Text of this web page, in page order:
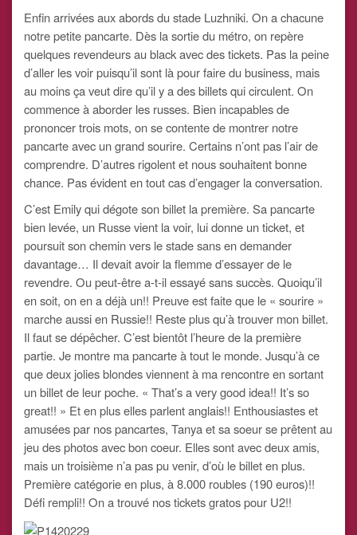
Enfin arrivées aux abords du stade Luzhniki. On a chacune
notre petite pancarte. Dès la sortie du métro, on repère
quelques revendeurs au black avec des tickets. Pas la peine
d’aller les voir puisqu’il sont là pour faire du business, mais
au moins ça veut dire qu’il y a des billets qui circulent. On
commence à aborder les russes. Bien incapables de
prononcer trois mots, on se contente de montrer notre
pancarte avec un grand sourire. Certains n’ont pas l’air de
comprendre. D’autres rigolent et nous souhaitent bonne
chance. Pas évident en tout cas d’engager la conversation.
C’est Emily qui dégote son billet la première. Sa pancarte
bien levée, un Russe vient la voir, lui donne un ticket, et
poursuit son chemin vers le stade sans en demander
davantage… Il devait avoir la flemme d’essayer de le
revendre. Ou peut-être a-t-il essayé sans succès. Quoiqu’il
en soit, on en a déjà un!! Preuve est faite que le « sourire »
marche aussi en Russie!! Reste plus qu’à trouver mon billet.
Il faut se dépêcher. C’est bientôt l’heure de la première
partie. Je montre ma pancarte à tout le monde. Jusqu’à ce
que deux jolies blondes viennent à ma rencontre en sortant
un billet de leur poche. « That’s a very good idea!! It’s so
great!! » Et en plus elles parlent anglais!! Enthousiastes et
amusées par nos pancartes, Tanya et sa soeur se prêtent au
jeu des photos avec bon coeur. Elles sont avec deux amis,
mais un troisième n’a pas pu venir, d’où le billet en plus.
Première catégorie en plus, à 8.000 roubles (190 euros)!!
Défi rempli!! On a trouvé nos tickets gratos pour U2!!